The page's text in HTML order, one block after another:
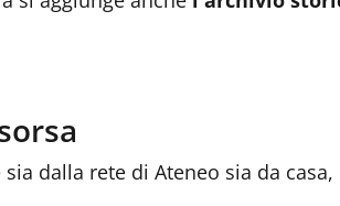
dalla rete di Ateneo sia da